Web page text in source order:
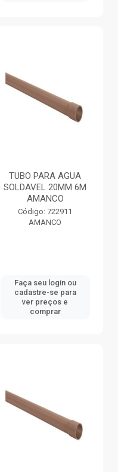
TUBO PARA AGUA
SOLDAVEL 20MM 6M
AMANCO
Código: 722911
AMANCO
Faça seu login ou
cadastre-se para
ver preços e
comprar